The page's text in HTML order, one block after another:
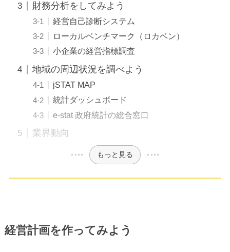
財務分析をしてみよう
経営自己診断システム
ローカルベンチマーク（ロカベン）
小企業の経営指標調査
地域の周辺状況を調べよう
jSTAT MAP
統計ダッシュボード
e-stat 政府統計の総合窓口
業界動向
もっと見る
経営計画を作ってみよう